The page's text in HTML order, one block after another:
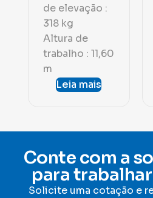
de elevação :
318 kg
Altura de
trabalho : 11,60
m
Leia mais
Conte com a
para
Solicite uma cotação e